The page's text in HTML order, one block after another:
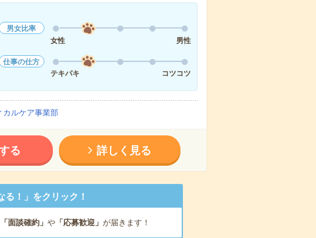
男女比率
女性
男性
仕事の仕方
テキパキ
コツコツ
ルケア事業部
る 詳しく見る
！」をクリック！
「面談確約」 や「応募歓迎」 が届きます！